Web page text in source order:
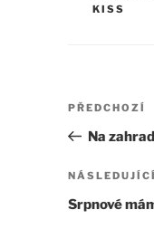
KISS
Navigace
příspěvek
Předchozí
příspěvek
PŘEDCHOZÍ
Na
Následující
příspěvek
NÁSLEDUJÍCÍ
Srpnové